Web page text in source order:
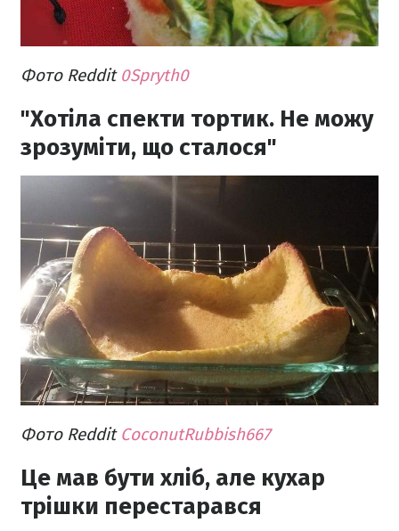
Фото Reddit 0Spryth0
"Хотіла спекти тортик. Не можу
зрозуміти, що сталося"
Фото Reddit CoconutRubbish667
Це мав бути хліб, але кухар
трішки перестарався